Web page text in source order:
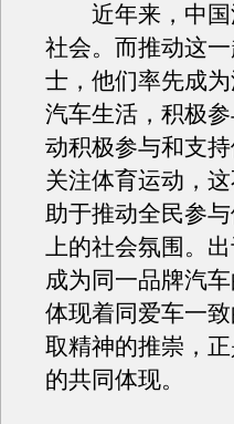
近年来，中国
社会。而推动这
士，他们率先成
汽车生活，积极
动积极参与和支
关注体育运动，
助于推动全民参
上的社会氛围。
成为同一品牌汽
体现着同爱车一
取精神的推崇，
的共同体现。